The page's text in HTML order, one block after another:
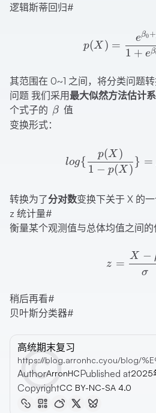
逻辑斯蒂回归#
p(X ) =
1 + eβ
eβ0+
其范围在 0~1 之间，将分类问题
问题 我们采用最大似然方法估计
个式子的 \beta
β 值
变换形式：
log{
1 − p(X )
p(X )
} =
转换为了分对数变换下关于 X 的
z 统计量#
衡量某个观测值与总体均值之间的
z =
σ
X −
稍后再看#
贝叶斯分类器#
高统期末复习
https://blog.arronhc.cyou/blog/
AuthorArronHCPublished at2025
CopyrightCC BY-NC-SA 4.0